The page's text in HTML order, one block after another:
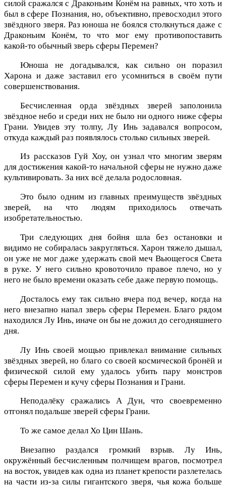
силой сражался с Драконьим Конём на равных, что хоть и
был в сфере Познания, но, объективно, превосходил этого
звёздного зверя. Раз юноша не боялся столкнуться даже с
Драконьим Конём, то что мог ему противопоставить
какой-то обычный зверь сферы Перемен?
Юноша не догадывался, как сильно он поразил
Харона и даже заставил его усомниться в своём пути
совершенствования.
Бесчисленная орда звёздных зверей заполонила
звёздное небо и среди них не было ни одного ниже сферы
Грани. Увидев эту толпу, Лу Инь задавался вопросом,
откуда каждый раз появлялось столько сильных зверей.
Из рассказов Гуй Хоу, он узнал что многим зверям
для достижения какой-то начальной сферы не нужно даже
культивировать. За них всё делала родословная.
Это было одним из главных преимуществ звёздных
зверей, на что людям приходилось отвечать
изобретательностью.
Три следующих дня бойня шла без остановки и
видимо не собиралась закругляться. Харон тяжело дышал,
он уже не мог даже удержать свой меч Вьющегося Света
в руке. У него сильно кровоточило правое плечо, но у
него не было времени оказать себе даже первую помощь.
Досталось ему так сильно вчера под вечер, когда на
него внезапно напал зверь сферы Перемен. Благо рядом
находился Лу Инь, иначе он бы не дожил до сегодняшнего
дня.
Лу Инь своей мощью привлекал внимание сильных
звёздных зверей, но благо со своей космической бронёй и
физической силой ему удалось убить пару монстров
сферы Перемен и кучу сферы Познания и Грани.
Неподалёку сражались А Дун, что своевременно
отгонял подальше зверей сферы Грани.
То же самое делал Хо Цин Шань.
Внезапно раздался громкий взрыв. Лу Инь,
окружённый бесчисленным полчищем врагов, посмотрел
на восток, увидев как одна из планет крепости разлетелась
на части из-за силы гигантского зверя, чья кожа больше